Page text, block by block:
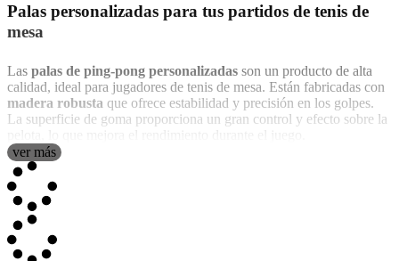
Palas personalizadas para tus partidos de tenis de
mesa
Las palas de ping-pong personalizadas son un producto de alta
calidad, ideal para jugadores de tenis de mesa. Están fabricadas con
madera robusta que ofrece estabilidad y precisión en los golpes.
La superficie de goma proporciona un gran control y efecto sobre la
Lo más destacado de estas palas es la
lados puede ser diseñado con cualquier imagen, nombre o texto que
desees, mientras que el otro lado es negro, creando un aspecto
profesional y único. Esta opción permite que cada jugador tenga una
pala exclusiva y personalizada a su gusto.
ver más